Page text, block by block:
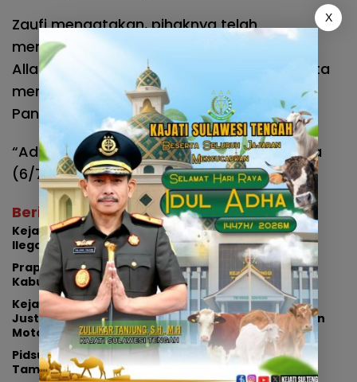
Zaufi mengatakan, pihaknya telah
menetapkan hakim tunggal
Allannis Cendana akan menyidangkan serta
memutuskan perkara tersebut, dengan
Panitera pengganti Hasanuddin.
“Adapun jadwal sidang perdananya Selasa
(6/7) pekan depan, “tukasnya.(**/man)
Berita Terkait
Kejati Sulteng Musnahkan 3,2 Juta Batang Rokok
Ilegal di Rupbasan Palu
Praperadilan Dugaan ‘Undue Delay’ Ditolak,
Kabudkum:Kami Menghormati Putusan Hakim
Kejati Sulteng Setujui Dua Perkara Restorative
Justice, Libatkan Kasus Keluarga dan Penggelapan
Motor
Pidsus Kejati Sulteng Tetapkan Mantan Kades
Tamainusi Tersangka Korupsi Dana CSR Tambang
X